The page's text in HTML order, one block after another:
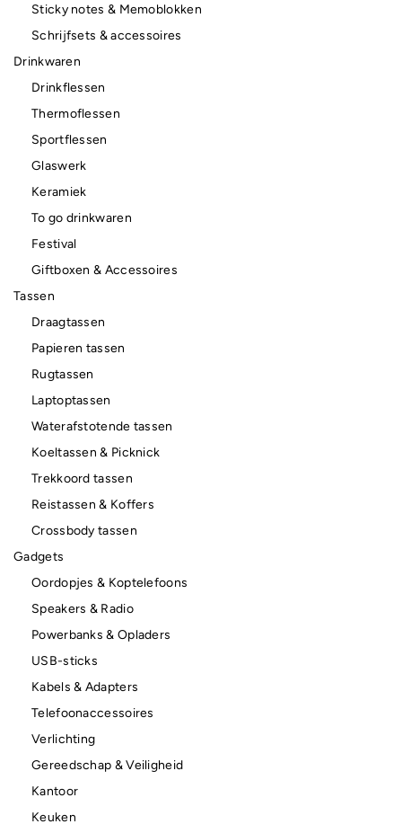
Sticky notes & Memoblokken
Schrijfsets & accessoires
Drinkwaren
Drinkflessen
Thermoflessen
Sportflessen
Glaswerk
Keramiek
To go drinkwaren
Festival
Giftboxen & Accessoires
Tassen
Draagtassen
Papieren tassen
Rugtassen
Laptoptassen
Waterafstotende tassen
Koeltassen & Picknick
Trekkoord tassen
Reistassen & Koffers
Crossbody tassen
Gadgets
Oordopjes & Koptelefoons
Speakers & Radio
Powerbanks & Opladers
USB-sticks
Kabels & Adapters
Telefoonaccessoires
Verlichting
Gereedschap & Veiligheid
Kantoor
Keuken